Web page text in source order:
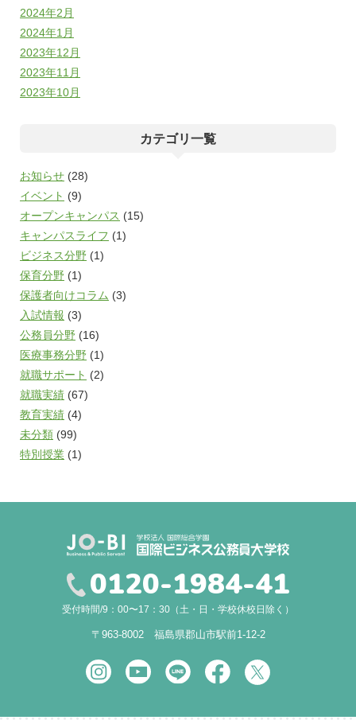
2024年2月
2024年1月
2023年12月
2023年11月
2023年10月
カテゴリ一覧
お知らせ (28)
イベント (9)
オープンキャンパス (15)
キャンパスライフ (1)
ビジネス分野 (1)
保育分野 (1)
保護者向けコラム (3)
入試情報 (3)
公務員分野 (16)
医療事務分野 (1)
就職サポート (2)
就職実績 (67)
教育実績 (4)
未分類 (99)
特別授業 (1)
0120-1984-41
受付時間/9：00〜17：30（土・日・学校休校日除く）
〒963-8002 福島県郡山市駅前1-12-2